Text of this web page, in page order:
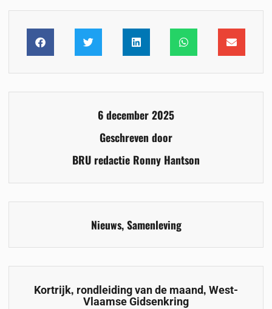
6 december 2025
Geschreven door
BRU redactie Ronny Hantson
Nieuws,Samenleving
Kortrijk, rondleiding van de maand, West-
Vlaamse Gidsenkring